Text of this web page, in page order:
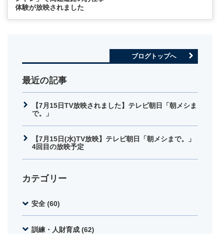
体験が放映されました
ブログトップへ
最近の記事
【7月15日TV放映されました】テレビ朝日「朝メシま
で。」
【7月15日(水)TV放映】テレビ朝日「朝メシまで。」
4回目の放映予定
カテゴリー
安全 (60)
訓練・人財育成 (62)